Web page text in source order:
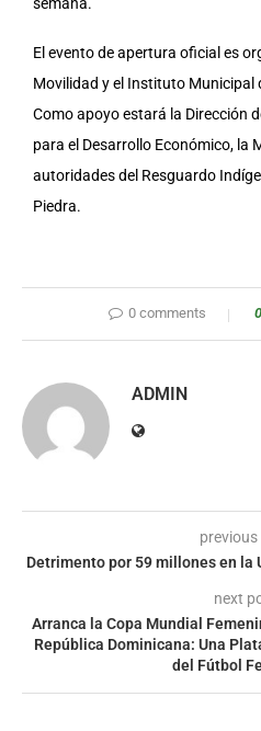
El evento de apertura oficial es
Movilidad y el Instituto Municipal
Como apoyo estará la Dirección
para el Desarrollo Económico, la
autoridades del Resguardo
Piedra.
0 comments 0
ADMIN
Detrimento por 59 millones en la
next
Arranca la Copa Mundial
República Dominicana: Una
del Fútbol